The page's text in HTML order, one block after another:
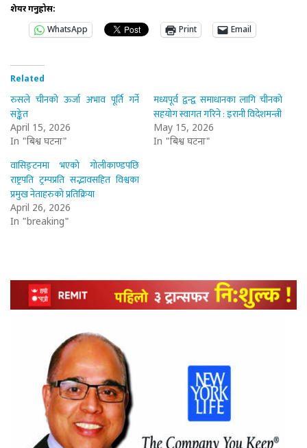
शेयर गर्नुहोस:
WhatsApp
Print Email
Related
रुसले चीनको ऊर्जा अभाव पूर्ति गर्ने
सङ्केत
April 15, 2026
In "बिश्व घटना"
मध्यपूर्व द्वन्द्व समाधानका लागि चीनको
सहयोग स्वागत गरिने : इरानी विदेशमन्त्री
May 15, 2026
In "बिश्व घटना"
वासिङ्टनमा भएको गोलीकाण्डपछि
राष्ट्रपति ट्रम्पप्रति सद्भावसहित विश्वका
प्रमुख नेताहरुको प्रतिक्रिया
April 26, 2026
In "breaking"